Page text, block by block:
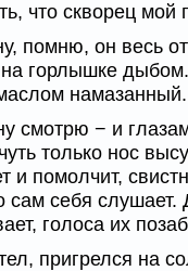
что скворец мой
помню, он весь
горлышке
намазанный.
смотрю − и
только нос
и помолчит,
сам себя слушает.
голоса их
пригрелся на